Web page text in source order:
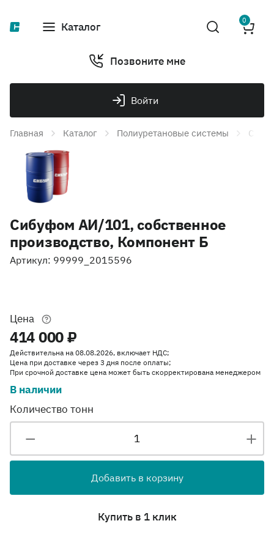
Каталог 0
Позвоните мне
Войти
Главная Каталог Полиуретановые системы
Сибуфом АИ/101, собственное
производство, Компонент Б
Артикул: 99999_2015596
Цена
414 000 ₽
Действительна на 08.08.2026, включает НДС;
Цена при доставке через 3 дня после оплаты;
При срочной доставке цена может быть скорректирована менеджером
В наличии
Количество тонн
Добавить в корзину
Купить в 1 клик